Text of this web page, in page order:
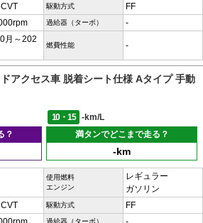
駆動方式 FF
過給器（ターボ） -
月～202
燃費性能 -
アクセス車 脱着シート仕様 Aタイプ 手動
10・15
-km/L
？
満タンでどこまで走る？
-km
使用燃料
エンジン
レギュラー
ガソリン
駆動方式 FF
過給器（ターボ）